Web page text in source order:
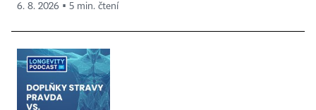
6. 8. 2026 ▪ 5 min. čtení